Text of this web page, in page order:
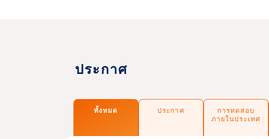
ประกาศ
ทั้งหมด ประกาศ
การทดสอบ
ภายในประเทศ